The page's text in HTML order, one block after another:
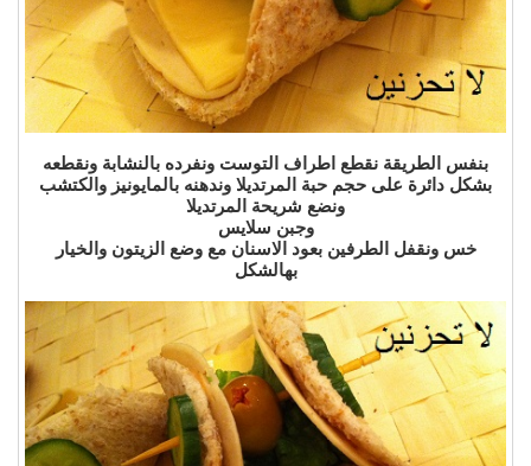
بنفس الطريقة نقطع اطراف التوست ونفرده بالنشابة ونقطعه
بشكل دائرة على حجم حبة المرتديلا وندهنه بالمايونيز والكتشب
ونضع شريحة المرتديلا
وجبن سلايس
خس ونقفل الطرفين بعود الاسنان مع وضع الزيتون والخيار
بهالشكل